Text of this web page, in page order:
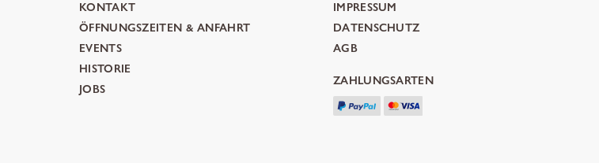
KONTAKT
ÖFFNUNGSZEITEN & ANFAHRT
EVENTS
HISTORIE
JOBS
IMPRESSUM
DATENSCHUTZ
AGB
ZAHLUNGSARTEN